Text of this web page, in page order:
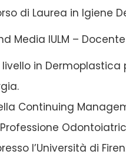
di Laurea in Igiene
Media IULM –
in Dermoplastica
Continuing
l’Università di